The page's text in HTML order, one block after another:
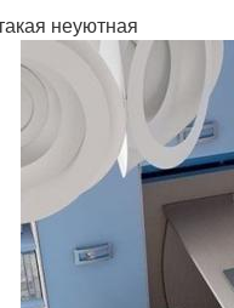
неуютная